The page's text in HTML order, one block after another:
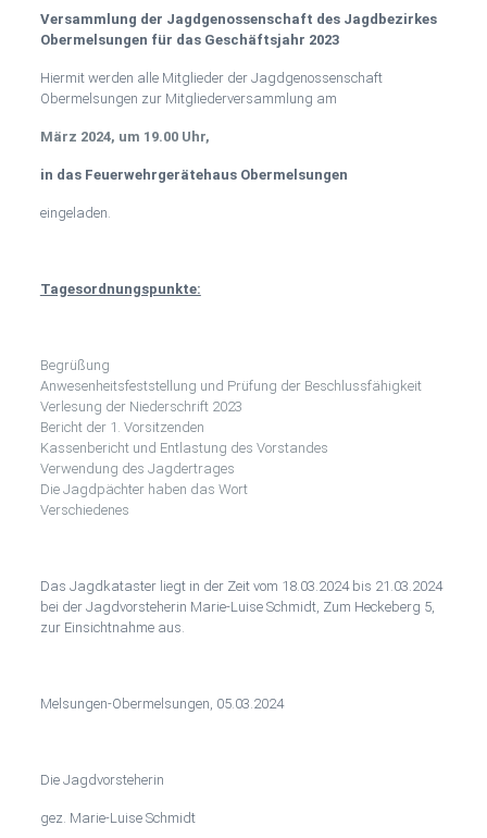
das Geschäftsjahr
2023
Versammlung der Jagdgenossenschaft des Jagdbezirkes
Obermelsungen für das Geschäftsjahr 2023
Hiermit werden alle Mitglieder der Jagdgenossenschaft
Obermelsungen zur Mitgliederversammlung am
März 2024, um 19.00 Uhr,
in das Feuerwehrgerätehaus Obermelsungen
eingeladen.
Tagesordnungspunkte:
Begrüßung
Anwesenheitsfeststellung und Prüfung der Beschlussfähigkeit
Verlesung der Niederschrift 2023
Bericht der 1. Vorsitzenden
Kassenbericht und Entlastung des Vorstandes
Verwendung des Jagdertrages
Die Jagdpächter haben das Wort
Verschiedenes
Das Jagdkataster liegt in der Zeit vom 18.03.2024 bis 21.03.2024
bei der Jagdvorsteherin Marie-Luise Schmidt, Zum Heckeberg 5,
zur Einsichtnahme aus.
Melsungen-Obermelsungen, 05.03.2024
Die Jagdvorsteherin
gez. Marie-Luise Schmidt